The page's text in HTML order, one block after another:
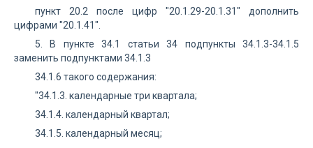
пункт 20.2 после цифр "20.1.29-20.1.31" дополнить
цифрами "20.1.41".
5. В пункте 34.1 статьи 34 подпункты 34.1.3-34.1.5
заменить подпунктами 34.1.3
34.1.6 такого содержания:
"34.1.3. календарные три квартала;
34.1.4. календарный квартал;
34.1.5. календарный месяц;